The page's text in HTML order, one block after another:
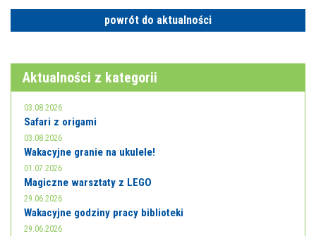
powrót do aktualności
Aktualności z kategorii
03.08.2026
Safari z origami
03.08.2026
Wakacyjne granie na ukulele!
01.07.2026
Magiczne warsztaty z LEGO
29.06.2026
Wakacyjne godziny pracy biblioteki
29.06.2026